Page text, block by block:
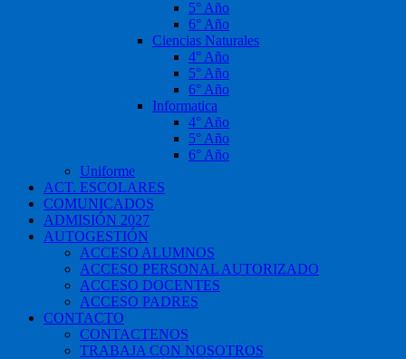
5° Año
6° Año
Ciencias Naturales
4° Año
5° Año
6° Año
Informatica
4° Año
5° Año
6° Año
Uniforme
ACT. ESCOLARES
COMUNICADOS
ADMISIÓN 2027
AUTOGESTIÓN
ACCESO ALUMNOS
ACCESO PERSONAL AUTORIZADO
ACCESO DOCENTES
ACCESO PADRES
CONTACTO
CONTACTENOS
TRABAJA CON NOSOTROS